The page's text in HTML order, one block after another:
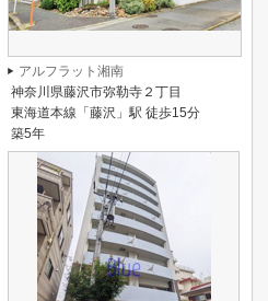
アルフラット湘南
神奈川県藤沢市弥勒寺２丁目
東海道本線「藤沢」駅 徒歩15分
築5年